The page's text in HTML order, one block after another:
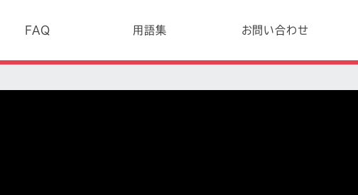
FAQ 用語集 お問い合わせ